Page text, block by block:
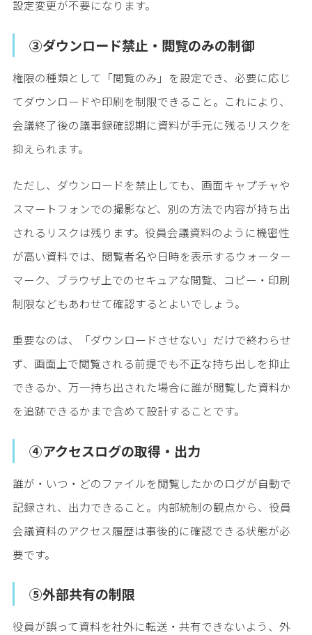
設定変更が不要になります。
③ダウンロード禁止・閲覧のみの制御
権限の種類として「閲覧のみ」を設定でき、必要に応じ
てダウンロードや印刷を制限できること。これにより、
会議終了後の議事録確認期に資料が手元に残るリスクを
抑えられます。
ただし、ダウンロードを禁止しても、画面キャプチャや
スマートフォンでの撮影など、別の方法で内容が持ち出
されるリスクは残ります。役員会議資料のように機密性
が高い資料では、閲覧者名や日時を表示するウォーター
マーク、ブラウザ上でのセキュアな閲覧、コピー・印刷
制限などもあわせて確認するとよいでしょう。
重要なのは、「ダウンロードさせない」だけで終わらせ
ず、画面上で閲覧される前提でも不正な持ち出しを抑止
できるか、万一持ち出された場合に誰が閲覧した資料か
を追跡できるかまで含めて設計することです。
④アクセスログの取得・出力
誰が・いつ・どのファイルを閲覧したかのログが自動で
記録され、出力できること。内部統制の観点から、役員
会議資料のアクセス履歴は事後的に確認できる状態が必
要です。
⑤外部共有の制限
役員が誤って資料を社外に転送・共有できないよう、外